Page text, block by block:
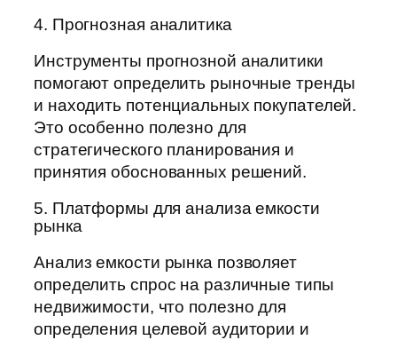
4. Прогнозная аналитика
Инструменты прогнозной аналитики
помогают определить рыночные тренды
и находить потенциальных покупателей.
Это особенно полезно для
стратегического планирования и
принятия обоснованных решений.
5. Платформы для анализа емкости
рынка
Анализ емкости рынка позволяет
определить спрос на различные типы
недвижимости, что полезно для
определения целевой аудитории и